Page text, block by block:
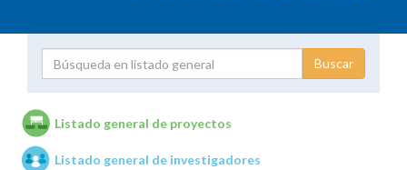
Unidades de investigación
Listado general de proyectos
Listado general de investigadores